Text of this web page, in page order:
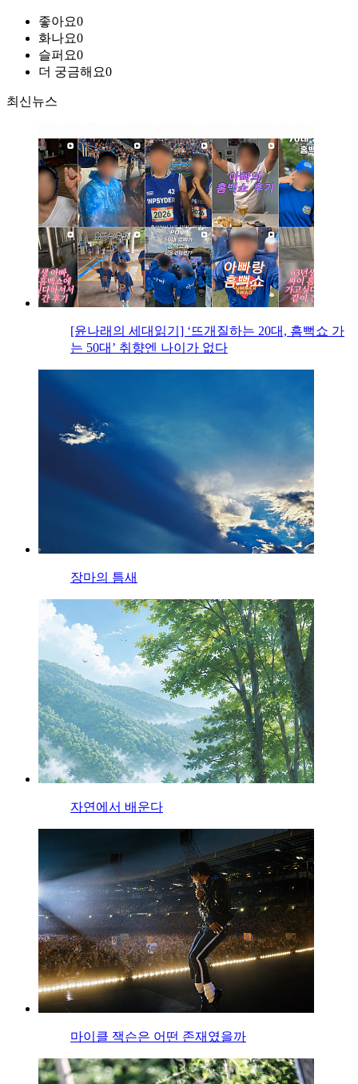
좋아요0
화나요0
슬퍼요0
더 궁금해요0
최신뉴스
[윤나래의 세대읽기] ‘뜨개질하는 20대, 흠뻑쇼 가
는 50대’ 취향엔 나이가 없다
장마의 틈새
자연에서 배운다
마이클 잭슨은 어떤 존재였을까